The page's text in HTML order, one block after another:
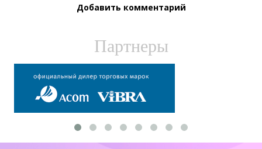
Добавить комментарий
Партнеры